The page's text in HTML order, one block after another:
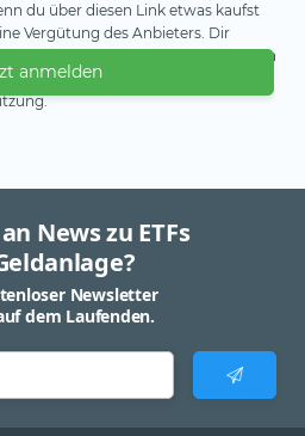
anmelden
du über diesen Link etwas kaufst
Vergütung des Anbieters. Dir
oder Mehrkosten. Wir verwenden
Angebot zu finanzieren.
News zu ETFs
Newsletter
dem Laufenden.